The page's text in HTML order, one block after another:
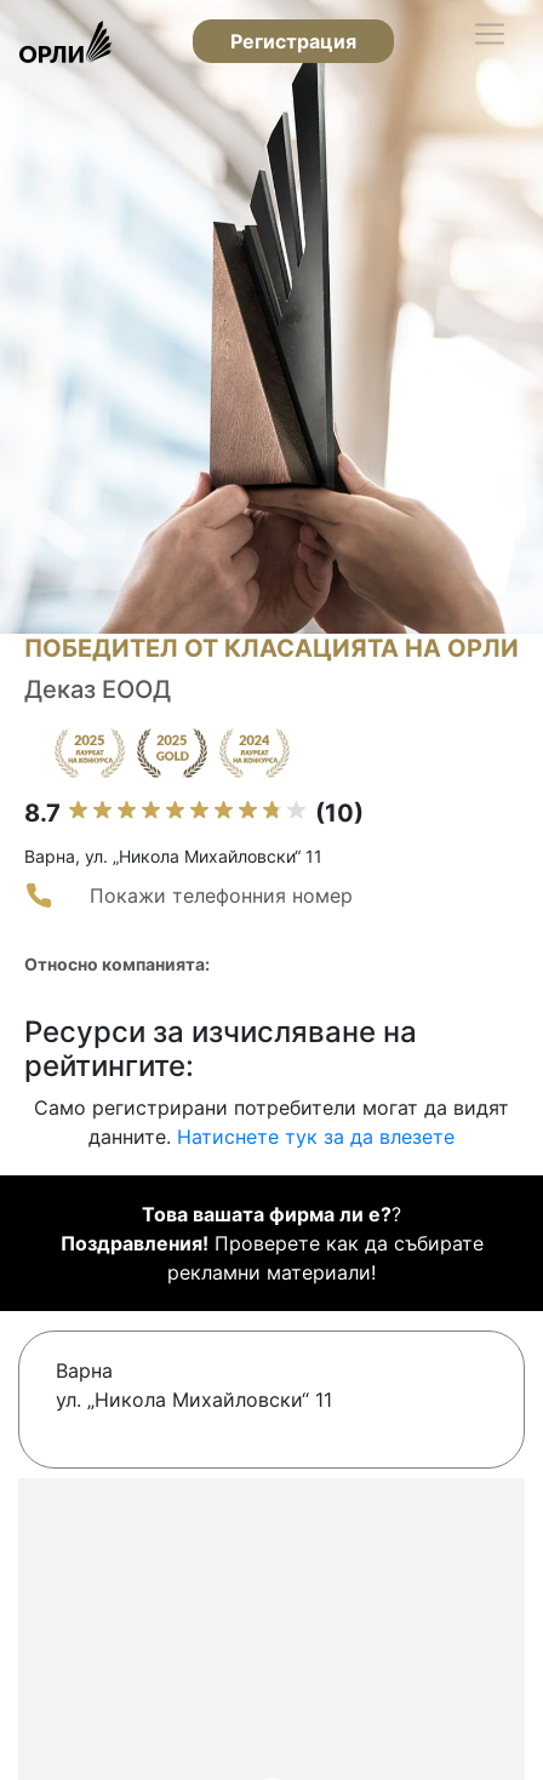
Регистрация
ПОБЕДИТЕЛ ОТ КЛАСАЦИЯТА НА ОРЛИ
Деказ ЕООД
8.7 (10)
Варна, ул. „Никола Михайловски“ 11
Покажи телефонния номер
Относно компанията:
Ресурси за изчисляване на
рейтингите:
Само регистрирани потребители могат да видят
данните. Натиснете тук за да влезете
Това вашата фирма ли е??
Поздравления! Проверете как да събирате
рекламни материали!
Варна
ул. „Никола Михайловски“ 11